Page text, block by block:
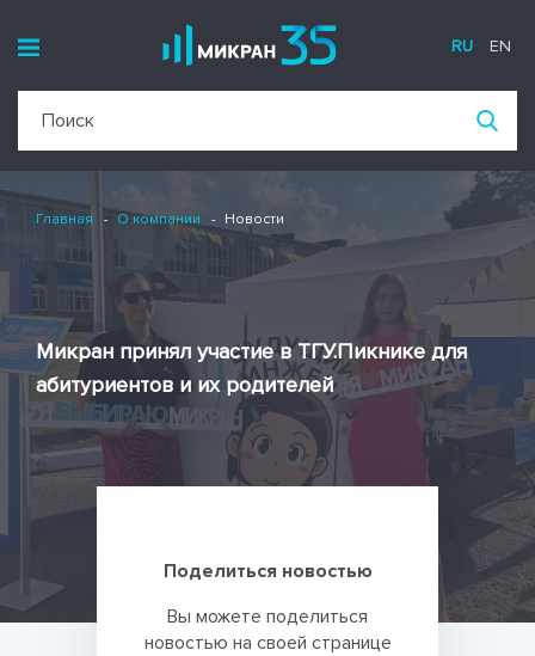
RU EN
Микран принял участие в ТГУ.Пикнике для
абитуриентов и их родителей
Поделиться новостью
Вы можете поделиться
новостью на своей странице
Главная О компании Новости